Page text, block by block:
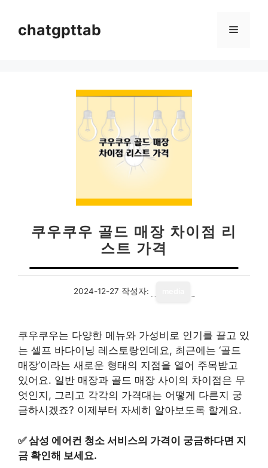
chatgpttab 메
쿠우쿠우 골드 매장 차이점 리
스트 가격
2024-12-27 작성자:
쿠우쿠우는 다양한 메뉴와 가성비로 인기를 끌고 있
는 셀프 바다이닝 레스토랑인데요, 최근에는 ‘골드
매장’이라는 새로운 형태의 지점을 열어 주목받고
있어요. 일반 매장과 골드 매장 사이의 차이점은 무
엇인지, 그리고 각각의 가격대는 어떻게 다른지 궁
금하시겠죠? 이제부터 자세히 알아보도록 할게요.
✅삼성 에어컨 청소 서비스의 가격이 궁금하다면 지
금 확인해 보세요.